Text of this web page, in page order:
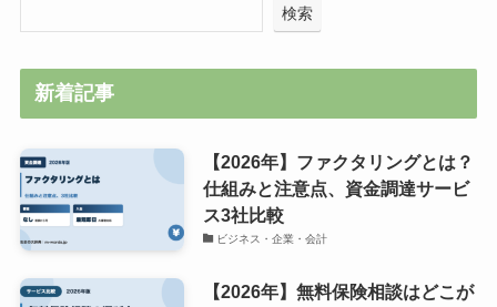
検索
新着記事
【2026年】ファクタリングとは？
仕組みと注意点、資金調達サービ
ス3社比較
ビジネス・企業・会計
【2026年】無料保険相談はどこが